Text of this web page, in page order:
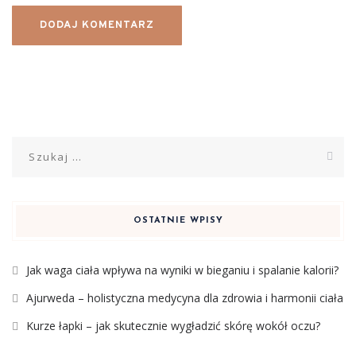
OSTATNIE WPISY
Jak waga ciała wpływa na wyniki w bieganiu i spalanie kalorii?
Ajurweda – holistyczna medycyna dla zdrowia i harmonii ciała
Kurze łapki – jak skutecznie wygładzić skórę wokół oczu?